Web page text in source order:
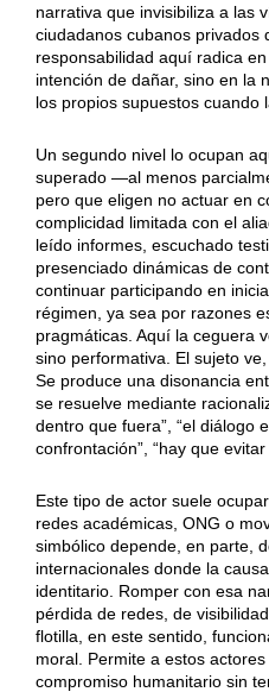
narrativa que invisibiliza a las
ciudadanos cubanos privados
responsabilidad aquí radica
intención de dañar, sino en la
los propios supuestos cuando
Un segundo nivel lo ocupan
superado —al menos
pero que eligen no actuar en
complicidad limitada con el
leído informes, escuchado
presenciado dinámicas de
continuar participando en
régimen, ya sea por razones
pragmáticas. Aquí la ceguera
sino performativa. El sujeto
Se produce una disonancia
se resuelve mediante
dentro que fuera”, “el diálogo
confrontación”, “hay que
Este tipo de actor suele
redes académicas, ONG o
simbólico depende, en parte,
internacionales donde la
identitario. Romper con esa
pérdida de redes, de
flotilla, en este sentido,
moral. Permite a estos
compromiso humanitario sin